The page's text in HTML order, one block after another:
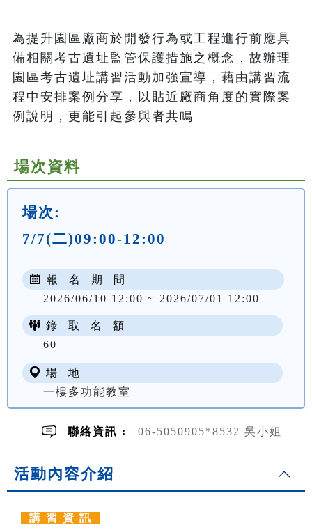
為提升園區廠商於開發行為或工程進行前應具
備相關考古遺址監管保護措施之概念，故辦理
園區考古遺址講習活動加強宣導，藉由講習流
程中安排案例分享，以貼近廠商角度的實際案
例說明，更能引起參與者共鳴
場次資料
場次:
7/7(二)09:00-12:00
報 名 期 間
2026/06/10 12:00 ~ 2026/07/01 12:00
錄 取 名 額
60
場 地
一樓多功能教室
聯絡資訊 : 06-5050905*8532 吳小姐
活動內容介紹
講 習 資 訊